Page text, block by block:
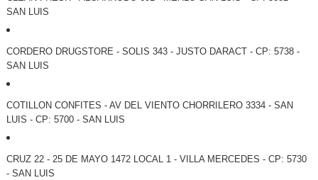
SAN LUIS
CORDERO DRUGSTORE - SOLIS 343 - JUSTO DARACT - CP: 5738 -
SAN LUIS
COTILLON CONFITES - AV DEL VIENTO CHORRILERO 3334 - SAN
LUIS - CP: 5700 - SAN LUIS
CRUZ 22 - 25 DE MAYO 1472 LOCAL 1 - VILLA MERCEDES - CP: 5730
- SAN LUIS